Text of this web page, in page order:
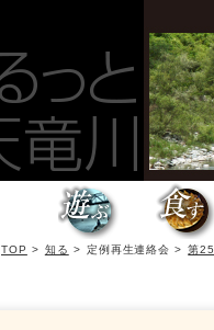
TOP > 知る > 定例再生連絡会 > 第